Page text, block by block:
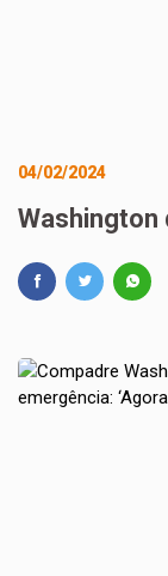
04/02/2024
Washington